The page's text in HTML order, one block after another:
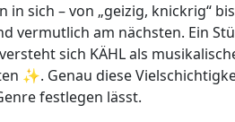
sich – von „geizig, knickrig“
vermutlich am nächsten. Ein
sich KÄHL als
✨. Genau diese
festlegen lässt.